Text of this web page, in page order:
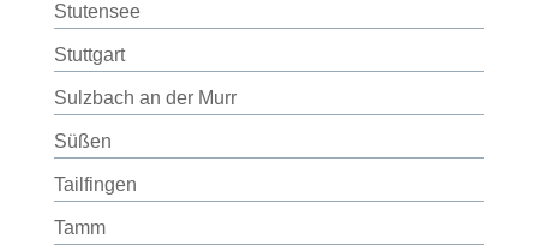
Stutensee
Stuttgart
Sulzbach an der Murr
Süßen
Tailfingen
Tamm